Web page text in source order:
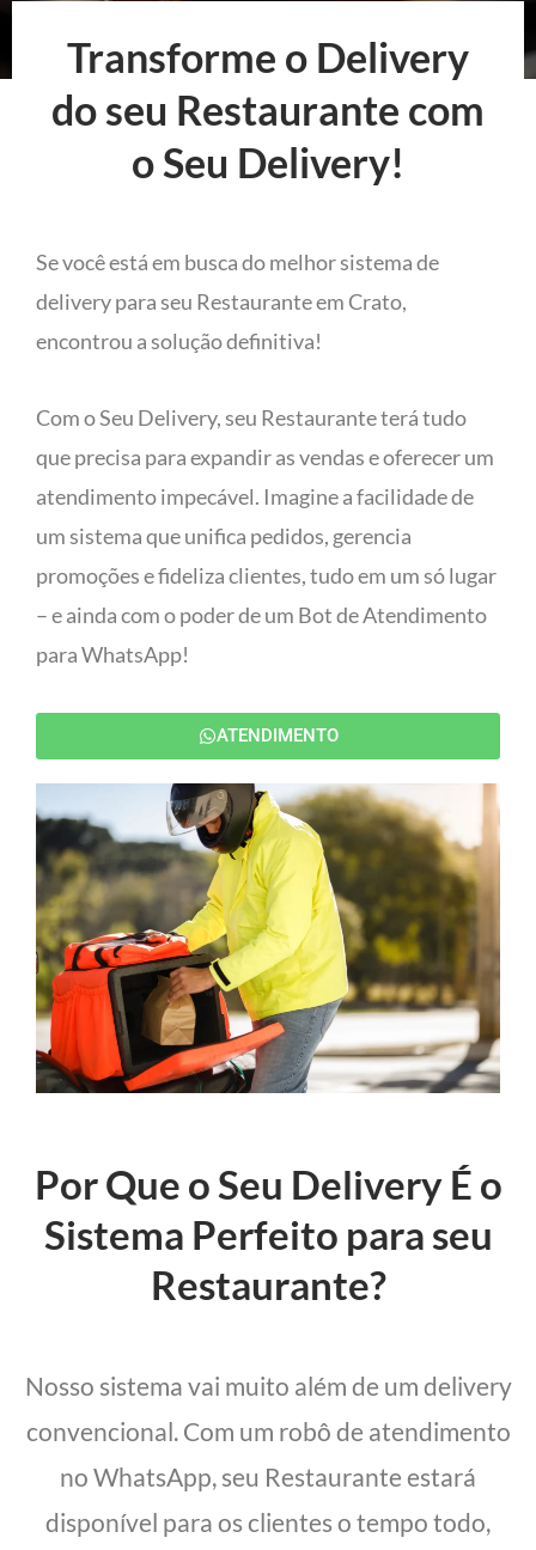
Transforme o Delivery
do seu Restaurante com
o Seu Delivery!
Se você está em busca do melhor sistema de
delivery para seu Restaurante em Crato,
encontrou a solução definitiva!
Com o Seu Delivery, seu Restaurante terá tudo
que precisa para expandir as vendas e oferecer um
atendimento impecável. Imagine a facilidade de
um sistema que unifica pedidos, gerencia
promoções e fideliza clientes, tudo em um só lugar
– e ainda com o poder de um Bot de Atendimento
para WhatsApp!
ATENDIMENTO
Por Que o Seu Delivery É o
Sistema Perfeito para seu
Restaurante?
Nosso sistema vai muito além de um delivery
convencional. Com um robô de atendimento
no WhatsApp, seu Restaurante estará
disponível para os clientes o tempo todo,